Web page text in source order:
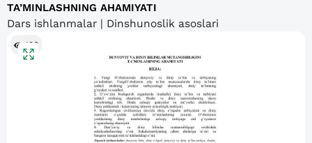
TA’MINLASHNING AHAMIYATI
Dars ishlanmalar | Dinshunoslik asoslari
180